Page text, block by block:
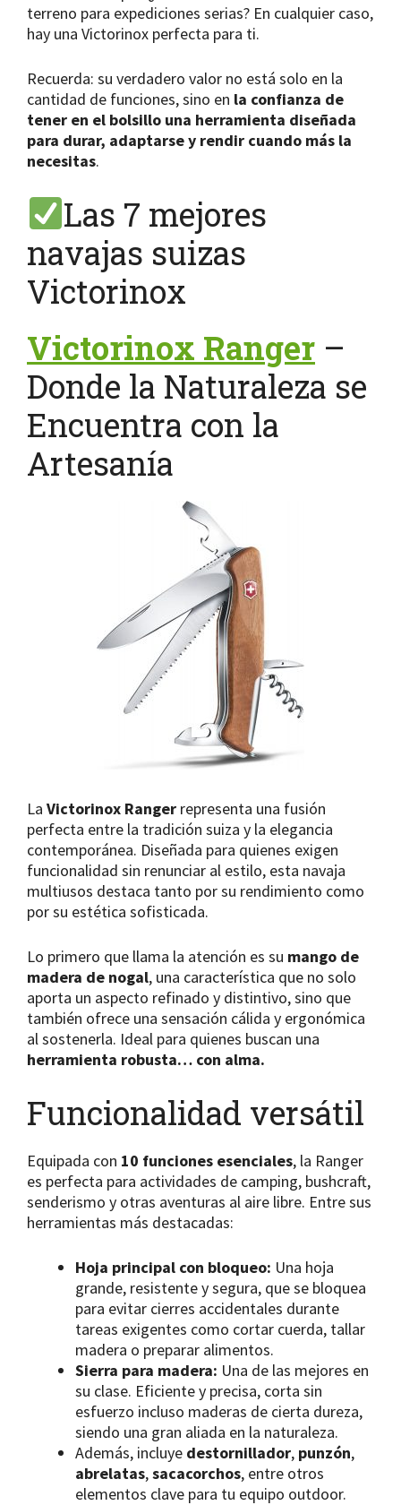
terreno para expediciones serias? En cualquier caso,
hay una Victorinox perfecta para ti.
Recuerda: su verdadero valor no está solo en la
cantidad de funciones, sino en la confianza de
tener en el bolsillo una herramienta diseñada
para durar, adaptarse y rendir cuando más la
necesitas.
Las 7 mejores
navajas suizas
Victorinox
Victorinox Ranger –
Donde la Naturaleza se
Encuentra con la
Artesanía
La Victorinox Ranger representa una fusión
perfecta entre la tradición suiza y la elegancia
contemporánea. Diseñada para quienes exigen
funcionalidad sin renunciar al estilo, esta navaja
multiusos destaca tanto por su rendimiento como
por su estética sofisticada.
Lo primero que llama la atención es su mango de
madera de nogal, una característica que no solo
aporta un aspecto refinado y distintivo, sino que
también ofrece una sensación cálida y ergonómica
al sostenerla. Ideal para quienes buscan una
herramienta robusta… con alma.
Funcionalidad versátil
Equipada con 10 funciones esenciales, la Ranger
es perfecta para actividades de camping, bushcraft,
senderismo y otras aventuras al aire libre. Entre sus
herramientas más destacadas:
Hoja principal con bloqueo: Una hoja
grande, resistente y segura, que se bloquea
para evitar cierres accidentales durante
tareas exigentes como cortar cuerda, tallar
madera o preparar alimentos.
Sierra para madera: Una de las mejores en
su clase. Eficiente y precisa, corta sin
esfuerzo incluso maderas de cierta dureza,
siendo una gran aliada en la naturaleza.
Además, incluye destornillador, punzón,
abrelatas,sacacorchos, entre otros
elementos clave para tu equipo outdoor.